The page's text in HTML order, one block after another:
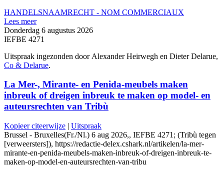
HANDELSNAAMRECHT - NOM COMMERCIAUX
Lees meer
Donderdag 6 augustus 2026
IEFBE 4271
Uitspraak ingezonden door Alexander Heirwegh en Dieter Delarue,
Co & Delarue.
La Mer-, Mirante- en Penida-meubels maken
inbreuk of dreigen inbreuk te maken op model- en
auteursrechten van Tribù
Kopieer citeerwijze | Uitspraak
Brussel - Bruxelles(Fr./Nl.) 6 aug 2026,, IEFBE 4271; (Tribù tegen
[verweersters]), https://redactie-delex.cshark.nl/artikelen/la-mer-
mirante-en-penida-meubels-maken-inbreuk-of-dreigen-inbreuk-te-
maken-op-model-en-auteursrechten-van-tribu